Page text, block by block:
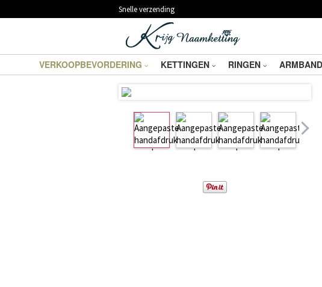
Snelle verzending
VERKOOPBEVORDERING KETTINGEN RINGEN